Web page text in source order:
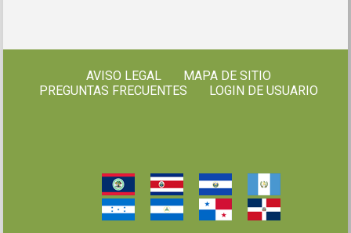
AVISO LEGAL
MAPA DE SITIO
PREGUNTAS FRECUENTES
LOGIN DE USUARIO